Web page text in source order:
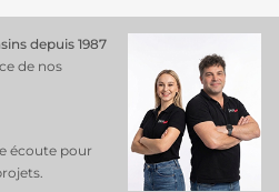
depuis 1987
de nos
écoute pour